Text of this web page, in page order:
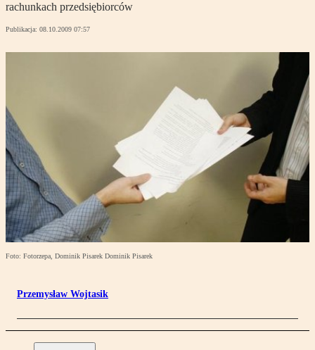
rachunkach przedsiębiorców
Publikacja: 08.10.2009 07:57
Foto: Fotorzepa, Dominik Pisarek Dominik Pisarek
Przemysław Wojtasik